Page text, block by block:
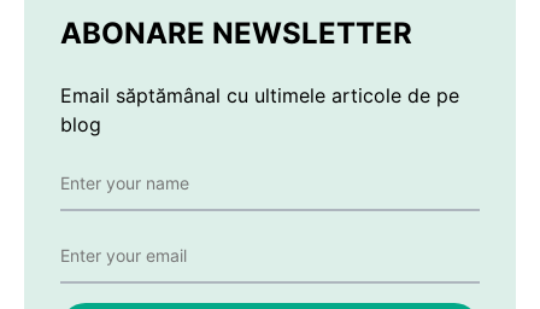
ABONARE NEWSLETTER
Email săptămânal cu ultimele articole de pe
blog